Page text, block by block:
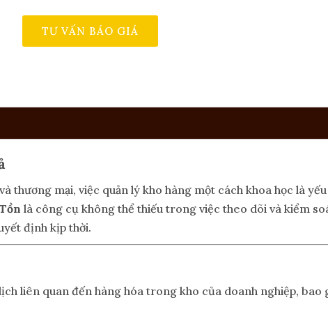
TƯ VẤN BÁO GIÁ
thương mại, việc quản lý kho hàng một cách khoa học là
là công cụ không thể thiếu trong việc theo dõi và kiểm
định kịp thời.
liên quan đến hàng hóa trong kho của doanh nghiệp, bao